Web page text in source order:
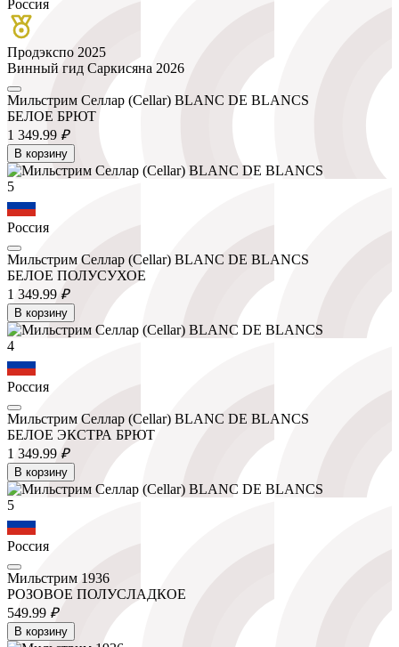
Россия
Продэкспо 2025
Винный гид Саркисяна 2026
Мильстрим Селлар (Cellar) BLANC DE BLANCS
БЕЛОЕ БРЮТ
1 349.99 ₽
В корзину
5
Россия
Мильстрим Селлар (Cellar) BLANC DE BLANCS
БЕЛОЕ ПОЛУСУХОЕ
1 349.99 ₽
В корзину
4
Россия
Мильстрим Селлар (Cellar) BLANC DE BLANCS
БЕЛОЕ ЭКСТРА БРЮТ
1 349.99 ₽
В корзину
5
Россия
Мильстрим 1936
РОЗОВОЕ ПОЛУСЛАДКОЕ
549.99 ₽
В корзину